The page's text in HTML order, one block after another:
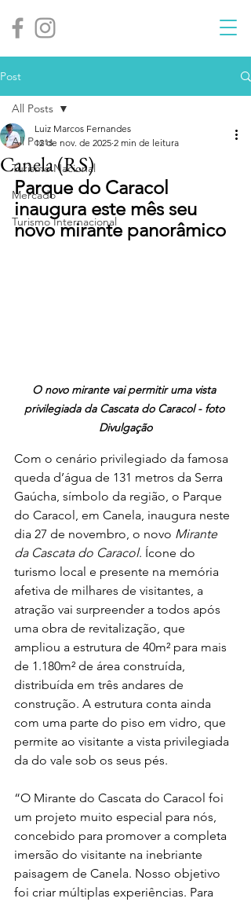
Post
All Posts
Turismo Nacional
Mercado
Turismo Internacional
All Posts
Canela (RS)
Luiz Marcos Fernandes
12 de nov. de 2025 2 min de leitura
Parque do Caracol
inaugura este mês seu
novo mirante panorâmico
O novo mirante vai permitir uma vista
privilegiada da Cascata do Caracol - foto
Divulgação
Com o cenário privilegiado da famosa
queda d’água de 131 metros da Serra
Gaúcha, símbolo da região, o Parque
do Caracol, em Canela, inaugura neste
dia 27 de novembro, o novo Mirante
da Cascata do Caracol. Ícone do
turismo local e presente na memória
afetiva de milhares de visitantes, a
atração vai surpreender a todos após
uma obra de revitalização, que
ampliou a estrutura de 40m² para mais
de 1.180m² de área construída,
distribuída em três andares de
construção. A estrutura conta ainda
com uma parte do piso em vidro, que
permite ao visitante a vista privilegiada
da do vale sob os seus pés.
“O Mirante do Cascata do Caracol foi
um projeto muito especial para nós,
concebido para promover a completa
imersão do visitante na inebriante
paisagem de Canela. Nosso objetivo
foi criar múltiplas experiências. Para